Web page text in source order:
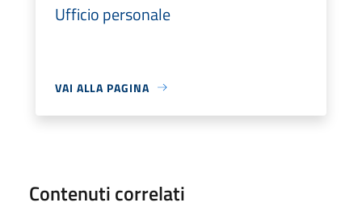
Ufficio personale
VAI ALLA PAGINA
Contenuti correlati